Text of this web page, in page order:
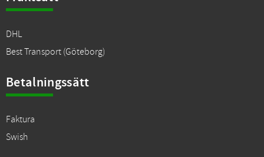
DHL
Best Transport (Göteborg)
Betalningssätt
Faktura
Swish